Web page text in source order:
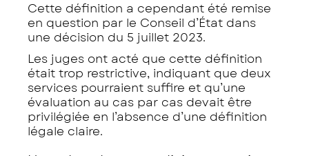
Cette définition a cependant été remise
en question par le Conseil d’État dans
une décision du 5 juillet 2023.
Les juges ont acté que cette définition
était trop restrictive, indiquant que deux
services pourraient suffire et qu’une
évaluation au cas par cas devait être
privilégiée en l’absence d’une définition
légale claire.